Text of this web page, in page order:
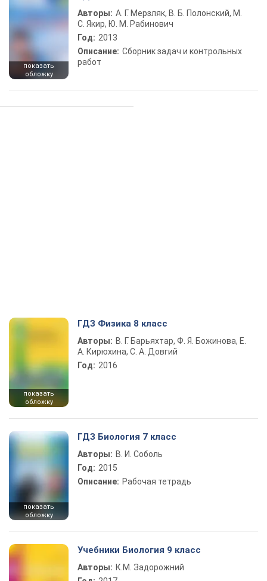
показать
обложку
Авторы: А. Г. Мерзляк, В. Б. Полонский, М.
С. Якир, Ю. М. Рабинович
Год: 2013
Описание: Сборник задач и контрольных
работ
показать
обложку
ГДЗ Физика 8 класс
Авторы: В. Г. Барьяхтар, Ф. Я. Божинова, Е.
А. Кирюхина, С. А. Довгий
Год: 2016
показать
обложку
ГДЗ Биология 7 класс
Авторы: В. И. Соболь
Год: 2015
Описание: Рабочая тетрадь
Учебники Биология 9 класс
Авторы: К.М. Задорожний